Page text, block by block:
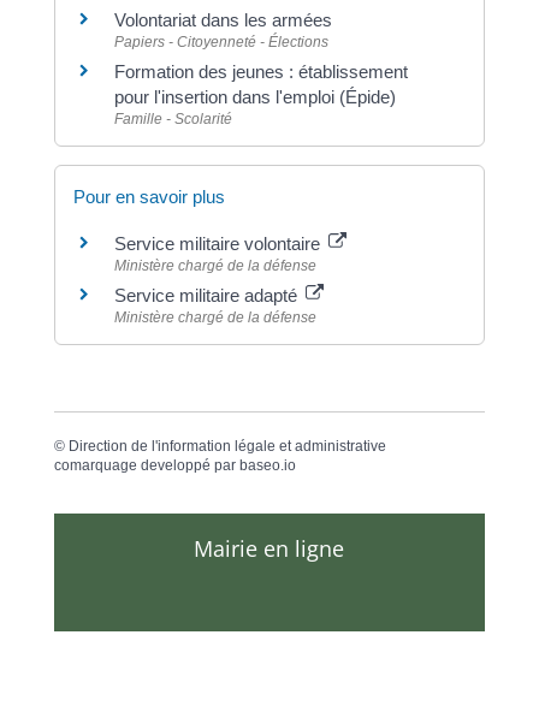
Volontariat dans les armées
Papiers - Citoyenneté - Élections
Formation des jeunes : établissement
pour l'insertion dans l'emploi (Épide)
Famille - Scolarité
Pour en savoir plus
Service militaire volontaire
Ministère chargé de la défense
Service militaire adapté
Ministère chargé de la défense
© Direction de l'information légale et administrative
comarquage developpé par baseo.io
Mairie en ligne